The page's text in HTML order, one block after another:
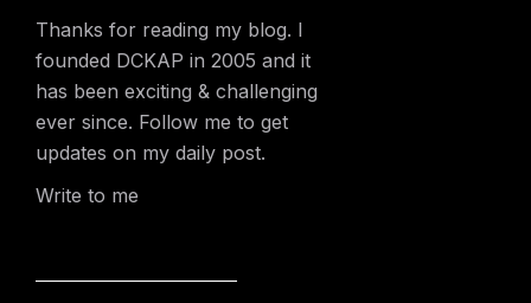
Thanks for reading my blog. I
founded DCKAP in 2005 and it
has been exciting & challenging
ever since. Follow me to get
updates on my daily post.
Write to me